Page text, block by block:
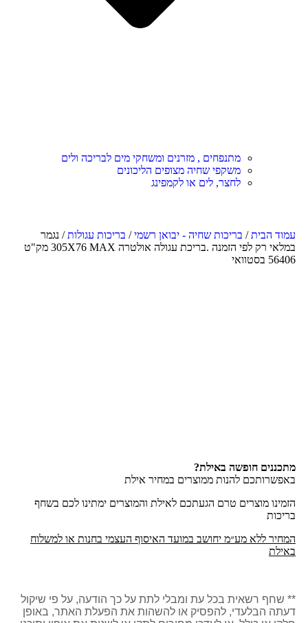
מתנפחים , מזרנים ומשחקי מים לבריכה ולים
משקפי שחיה מצופים הליכונים
לחצר, לים או לקמפינג
עמוד הבית/ בריכות שחיה - יבואן רשמי/ בריכות עגולות/ נגמר
במלאי רק לפי הזמנה .בריכת עגולה אולטרה 305X76 MAX מק"ט
56406 בסטוואי
מתכננים חופשה באילת?
באפשרותכם להנות ממוצרים במחיר אילת
הזמינו מוצרים טרם הגעתכם לאילת והמוצרים ימתינו לכם בשחף
בריכות
המחיר ללא מע״מ יחושב במועד האיסוף העצמי בחנות או למשלוח
באילת
** שחף רשאית בכל עת ומבלי לתת על כך הודעה, על פי שיקול
דעתה הבלעדי, להפסיק או להשהות את הפעלת האתר, באופן